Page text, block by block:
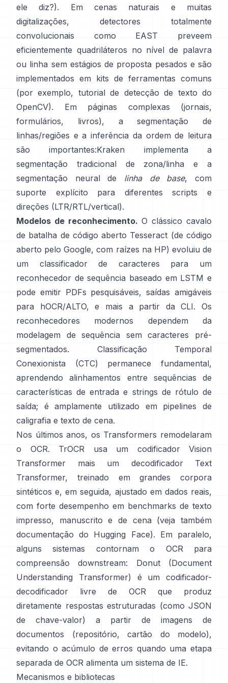
ele diz?). Em cenas naturais e muitas
digitalizações, detectores totalmente
convolucionais como
EAST
preveem
eficientemente quadriláteros no nível de palavra
ou linha sem estágios de proposta pesados e são
implementados em kits de ferramentas comuns
(por exemplo, tutorial de detecção de texto do
OpenCV). Em páginas complexas (jornais,
formulários, livros), a segmentação de
linhas/regiões e a inferência da ordem de leitura
são importantes:Kraken
implementa a
segmentação tradicional de zona/linha e a
segmentação neural de linha de base, com
suporte explícito para diferentes scripts e
direções (LTR/RTL/vertical).
Modelos de reconhecimento. O clássico cavalo
de batalha de código aberto Tesseract (de código
aberto pelo Google, com raízes na HP) evoluiu de
um classificador de caracteres para um
reconhecedor de sequência baseado em LSTM e
pode emitir PDFs pesquisáveis, saídas amigáveis
para hOCR/ALTO, e mais a partir da CLI. Os
reconhecedores modernos dependem da
modelagem de sequência sem caracteres pré-
segmentados.
Classificação Temporal
Conexionista (CTC)
permanece fundamental,
aprendendo alinhamentos entre sequências de
características de entrada e strings de rótulo de
saída; é amplamente utilizado em pipelines de
caligrafia e texto de cena.
Nos últimos anos, os Transformers remodelaram
o OCR.
TrOCR
usa um codificador Vision
Transformer mais um decodificador Text
Transformer, treinado em grandes corpora
sintéticos e, em seguida, ajustado em dados reais,
com forte desempenho em benchmarks de texto
impresso, manuscrito e de cena (veja também
documentação do Hugging Face). Em paralelo,
alguns sistemas contornam o OCR para
compreensão downstream:
Donut (Document
Understanding Transformer)
é um codificador-
decodificador livre de OCR que produz
diretamente respostas estruturadas (como JSON
de chave-valor) a partir de imagens de
documentos (repositório, cartão do modelo),
evitando o acúmulo de erros quando uma etapa
separada de OCR alimenta um sistema de IE.
Mecanismos e bibliotecas